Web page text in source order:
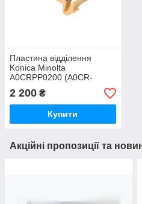
Пластина відділення
Konica Minolta
A0CRPP0200 (A0CR-
PP02-00) Doc Feeder
(ADF) Separation Pad
Assembly
2 200 ₴
Купити
Акційні пропозиції та